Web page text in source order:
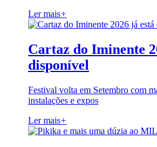
Ler mais+
Cartaz do Iminente
disponível
Festival volta em Setembro com
instalações e expos
Ler mais+